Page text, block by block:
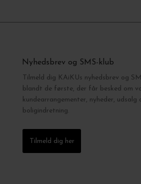
Nyhedsbrev og SMS-klub
Tilmeld dig KAiKUs nyhedsbrev og
blandt de første, der får besked om
kundearrangementer, nyheder,
boligindretning.
Tilmeld dig her